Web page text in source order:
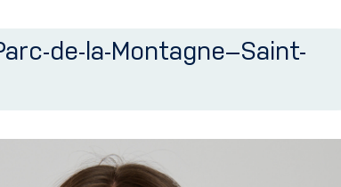
de-la-Montagne–Saint-